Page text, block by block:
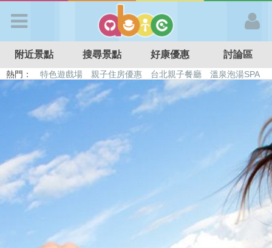
APP登入
首 頁
搜尋景點
好康優惠
附近景點 搜尋景點 好康優惠 討論區
熱門： 特色遊戲場 親子住房優惠 台北親子餐廳
溫泉泡湯SPA
溜滑梯民宿
觀光工廠 日本親子景點